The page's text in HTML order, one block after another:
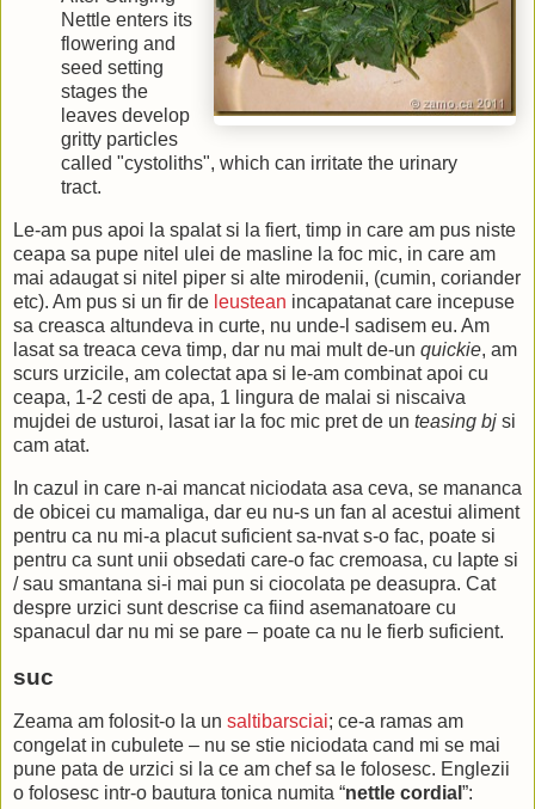
Nettle enters its
flowering and
seed setting
stages the
leaves develop
gritty particles
called "cystoliths", which can irritate the urinary
tract.
Le-am pus apoi la spalat si la fiert, timp in care am pus niste
ceapa sa pupe nitel ulei de masline la foc mic, in care am
mai adaugat si nitel piper si alte mirodenii, (cumin, coriander
etc). Am pus si un fir de leustean incapatanat care incepuse
sa creasca altundeva in curte, nu unde-l sadisem eu. Am
lasat sa treaca ceva timp, dar nu mai mult de-un quickie, am
scurs urzicile, am colectat apa si le-am combinat apoi cu
ceapa, 1-2 cesti de apa, 1 lingura de malai si niscaiva
mujdei de usturoi, lasat iar la foc mic pret de un teasing bj si
cam atat.
In cazul in care n-ai mancat niciodata asa ceva, se mananca
de obicei cu mamaliga, dar eu nu-s un fan al acestui aliment
pentru ca nu mi-a placut suficient sa-nvat s-o fac, poate si
pentru ca sunt unii obsedati care-o fac cremoasa, cu lapte si
/ sau smantana si-i mai pun si ciocolata pe deasupra. Cat
despre urzici sunt descrise ca fiind asemanatoare cu
spanacul dar nu mi se pare – poate ca nu le fierb suficient.
suc
Zeama am folosit-o la un saltibarsciai; ce-a ramas am
congelat in cubulete – nu se stie niciodata cand mi se mai
pune pata de urzici si la ce am chef sa le folosesc. Englezii
o folosesc intr-o bautura tonica numita “nettle cordial ”: